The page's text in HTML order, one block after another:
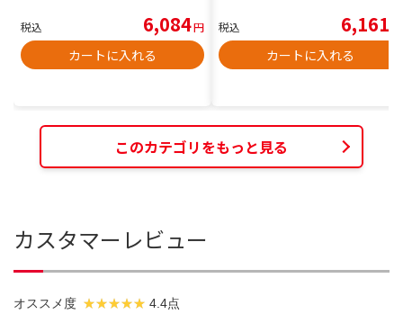
税込 6,084円
カートに入れる
税込 6,161
カートに入れる
このカテゴリをもっと見る
カスタマーレビュー
オススメ度 4.4点